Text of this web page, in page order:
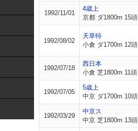
1992/11/01
4歳上
京都 ダ1800m 15頭
1992/08/02
天草特
小倉 ダ1700m 12頭
1992/07/18
西日本
小倉 芝1800m 11頭
1992/07/05
5歳上
中京 ダ1700m 10頭
1992/03/29
中京ス
中京 芝1800m 13頭